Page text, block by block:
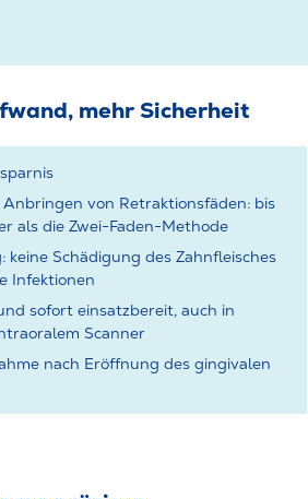
mehr Sicherheit
von Retraktionsfäden: bis
als die Zwei-Faden-Methode
keine Schädigung des Zahnfleisches
Infektionen
sofort einsatzbereit, auch in
Scanner
nach Eröffnung des gingivalen